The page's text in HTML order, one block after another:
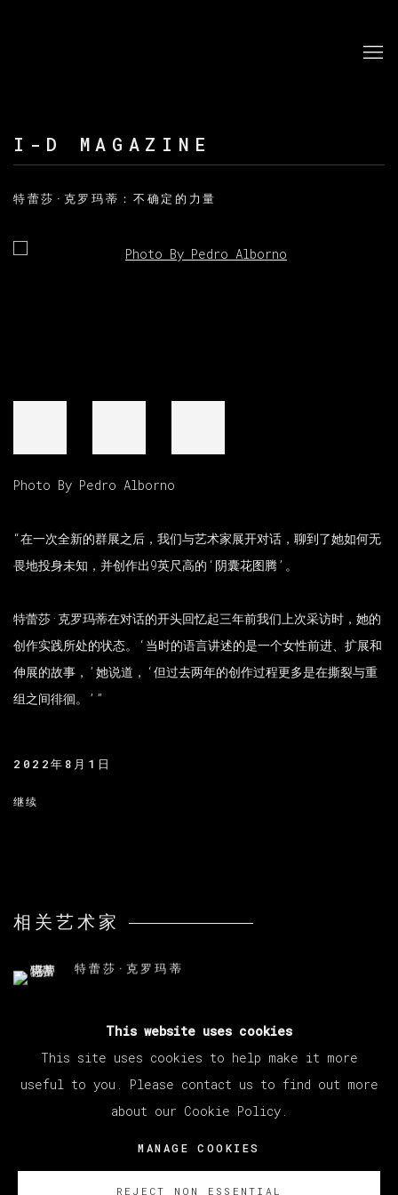
I-D MAGAZINE
特蕾莎·克罗玛蒂：不确定的力量
Open a larger version of the following image in a
Photo By Pedro Alborno
“在一次全新的群展之后，我们与艺术家展开对话，聊到了她如何无
畏地投身未知，并创作出9英尺高的‘阴囊花图腾’。
特蕾莎·克罗玛蒂在对话的开头回忆起三年前我们上次采访时，她的
创作实践所处的状态。‘当时的语言讲述的是一个女性前进、扩展和
伸展的故事，’她说道，‘但过去两年的创作过程更多是在撕裂与重
组之间徘徊。’”
2022年8月1日
继续
相关艺术家
特蕾莎·克罗玛蒂
版权 2026 VETA GALERIA
This website uses cookies
This site uses cookies to help make it more
useful to you. Please contact us to find out more
about our Cookie Policy.
MANAGE COOKIES
REJECT NON ESSENTIAL